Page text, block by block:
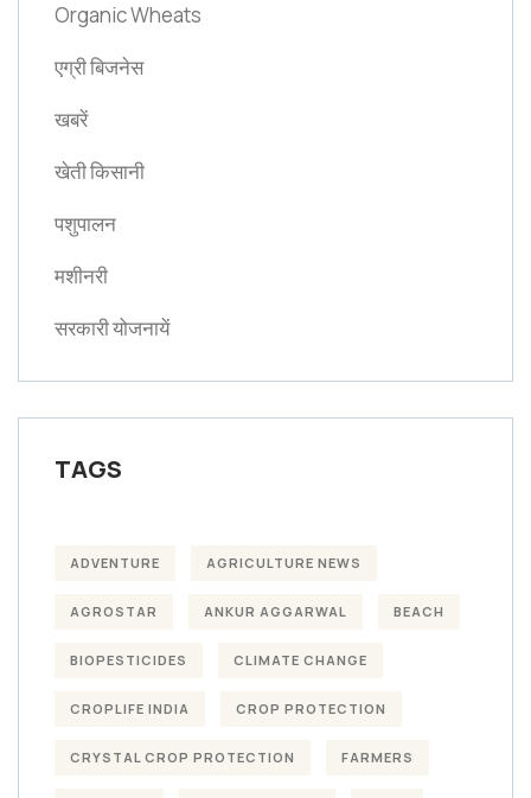
Organic Wheats
एग्री बिजनेस
खबरें
खेती किसानी
पशुपालन
मशीनरी
सरकारी योजनायें
TAGS
ADVENTURE AGRICULTURE NEWS
AGROSTAR ANKUR AGGARWAL BEACH
BIOPESTICIDES CLIMATE CHANGE
CROPLIFE INDIA CROP PROTECTION
CRYSTAL CROP PROTECTION FARMERS